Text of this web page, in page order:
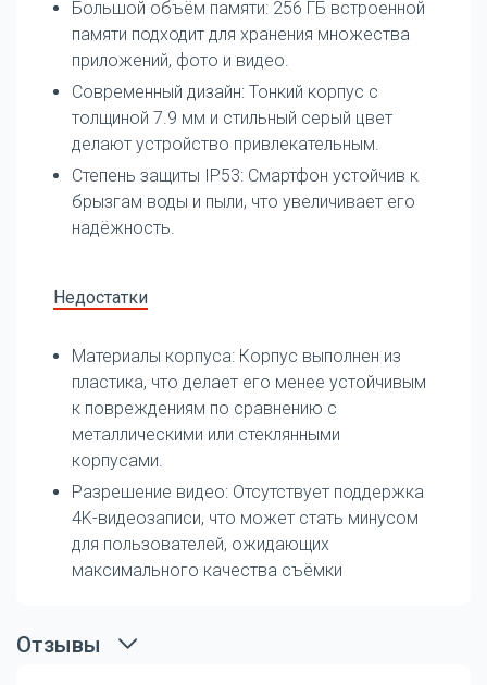
Большой объём памяти: 256 ГБ встроенной
памяти подходит для хранения множества
приложений, фото и видео.
Современный дизайн: Тонкий корпус с
толщиной 7.9 мм и стильный серый цвет
делают устройство привлекательным.
Степень защиты IP53: Смартфон устойчив к
брызгам воды и пыли, что увеличивает его
надёжность.
Недостатки
Материалы корпуса: Корпус выполнен из
пластика, что делает его менее устойчивым
к повреждениям по сравнению с
металлическими или стеклянными
корпусами.
Разрешение видео: Отсутствует поддержка
4K-видеозаписи, что может стать минусом
для пользователей, ожидающих
максимального качества съёмки
Отзывы